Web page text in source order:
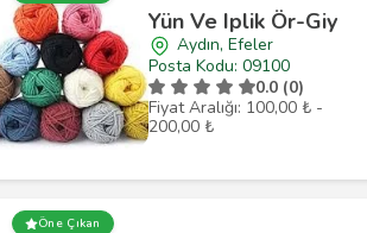
Yün Ve Iplik Ör-Giy
Aydın, Efeler
Posta Kodu: 09100
0.0 (0)
Fiyat Aralığı: 100,00 ₺ -
200,00 ₺
Öne Çıkan